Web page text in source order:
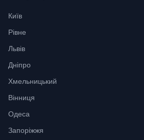
Київ
Рівне
Львів
Дніпро
Хмельницький
Вінниця
Одеса
Запоріжжя